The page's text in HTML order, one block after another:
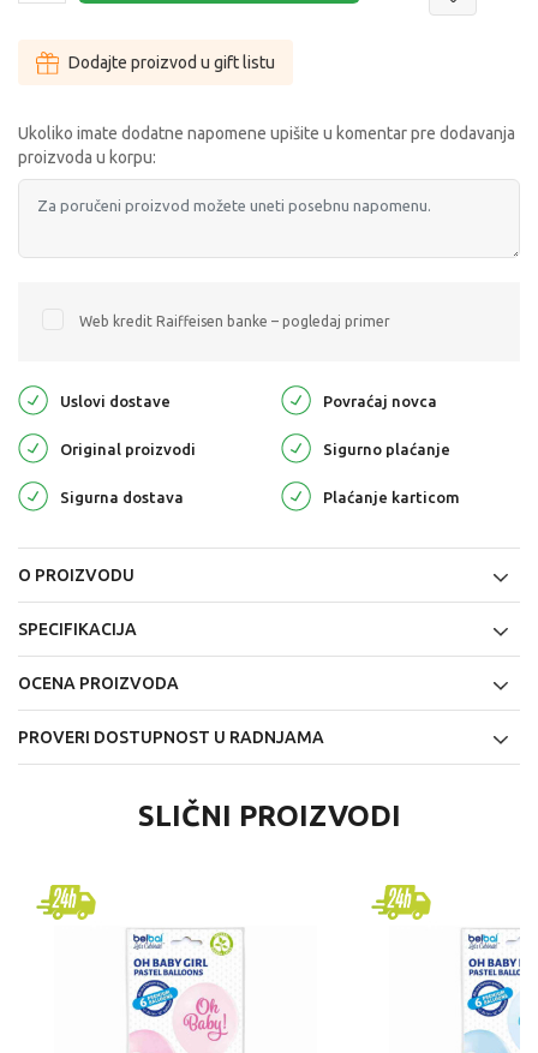
Dodajte proizvod u gift listu
Ukoliko imate dodatne napomene upišite u komentar pre dodavanja
proizvoda u korpu:
Web kredit Raiffeisen banke – pogledaj primer
Uslovi dostave Povraćaj novca
Original proizvodi Sigurno plaćanje
Sigurna dostava Plaćanje karticom
O PROIZVODU
SPECIFIKACIJA
OCENA PROIZVODA
PROVERI DOSTUPNOST U RADNJAMA
SLIČNI PROIZVODI